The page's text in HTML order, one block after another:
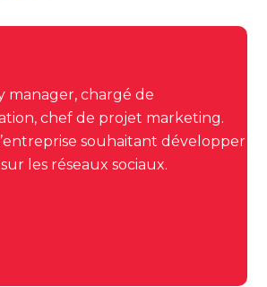
manager, chargé de
chef de projet marketing.
souhaitant développer
les réseaux sociaux.